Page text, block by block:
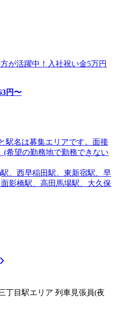
が活躍中！入社祝い金5万円
円〜
駅名は募集エリアです。面接
希望の勤務地で勤務できない
、西早稲田駅、東新宿駅、早
影橋駅、高田馬場駅、大久保
丁目駅エリア 列車見張員(夜